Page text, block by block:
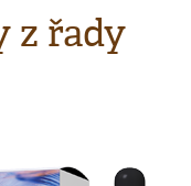
z řady